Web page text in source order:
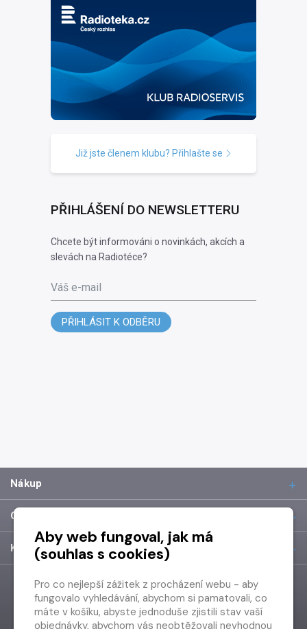
Již jste členem klubu? Přihlašte se
PŘIHLÁŠENÍ DO NEWSLETTERU
Chcete být informováni o novinkách, akcích a
slevách na Radiotéce?
Váš e-mail
PŘIHLÁSIT K ODBĚRU
Nákup
O společnosti
Kontakt
Aby web fungoval, jak má
(souhlas s cookies)
Pro co nejlepší zážitek z procházení webu - aby
fungovalo vyhledávání, abychom si pamatovali, co
máte v košíku, abyste jednoduše zjistili stav vaší
objednávky, abychom vás neobtěžovali nevhodnou